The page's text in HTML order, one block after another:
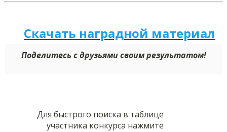
Скачать наградной материал
Поделитесь с друзьями своим результатом!
Для быстрого поиска в таблице
участника конкурса нажмите